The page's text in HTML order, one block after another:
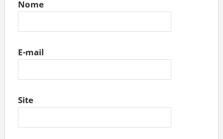
Nome
E-mail
Site